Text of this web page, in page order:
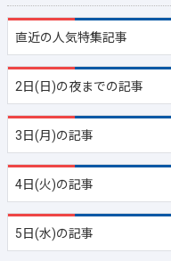
直近の人気特集記事
2日(日)の夜までの記事
3日(月)の記事
4日(火)の記事
5日(水)の記事